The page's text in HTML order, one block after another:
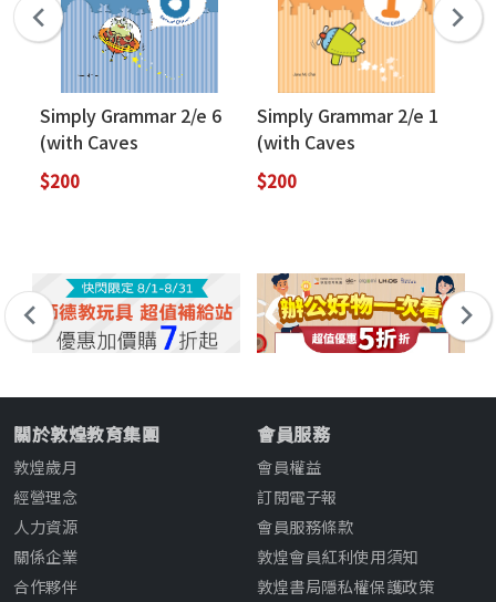
Simply Grammar 2/e 6
(with Caves
WebSource)
$200
Simply Grammar 2/e 1
(with Caves
WebSource)
$200
關於敦煌教育集團
敦煌歲月
經營理念
人力資源
關係企業
合作夥伴
會員服務
會員權益
訂閱電子報
會員服務條款
敦煌會員紅利使用須知
敦煌書局隱私權保護政策